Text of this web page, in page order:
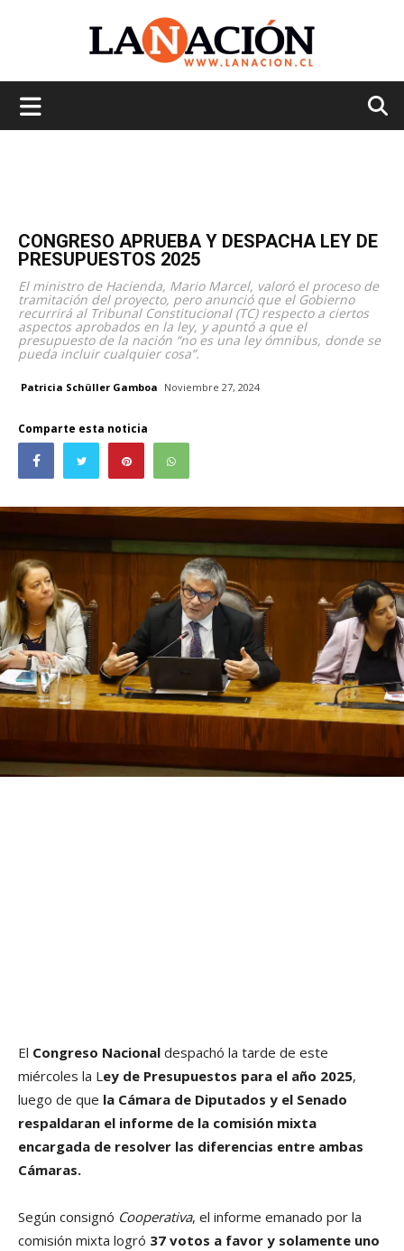
CONGRESO APRUEBA Y DESPACHA LEY DE
PRESUPUESTOS 2025
El ministro de Hacienda, Mario Marcel, valoró el proceso de
tramitación del proyecto, pero anunció que el Gobierno
recurrirá al Tribunal Constitucional (TC) respecto a ciertos
aspectos aprobados en la ley, y apuntó a que el
presupuesto de la nación “no es una ley ómnibus, donde se
pueda incluir cualquier cosa”.
Patricia Schüller Gamboa Noviembre 27, 2024
Comparte esta noticia
El Congreso Nacional despachó la tarde de este
miércoles la Ley de Presupuestos para el año 2025,
luego de que la Cámara de Diputados y el Senado
respaldaran el informe de la comisión mixta
encargada de resolver las diferencias entre ambas
Cámaras.
Según consignó Cooperativa, el informe emanado por la
comisión mixta logró 37 votos a favor y solamente uno